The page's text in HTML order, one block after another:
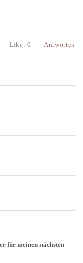
Like: 0 Antworten
für meinen nächsten